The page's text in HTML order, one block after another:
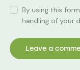
By using this
handling of your